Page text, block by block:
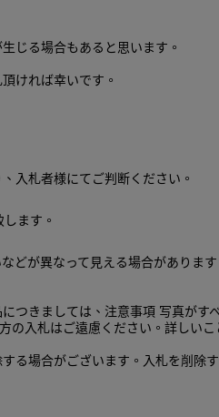
じる場合もあると思います。
ければ幸いです。
入札者様にてご判断ください。
ます。
どが異なって見える場合がありま
つきましては、注意事項 写真がす
入札はご遠慮ください。詳しい
る場合がございます。入札を削